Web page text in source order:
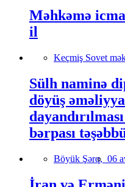
Məhkəmə
il
Keçmiş Sovet
Sülh naminə
döyüş
bərpası
Böyük Şərq, 06